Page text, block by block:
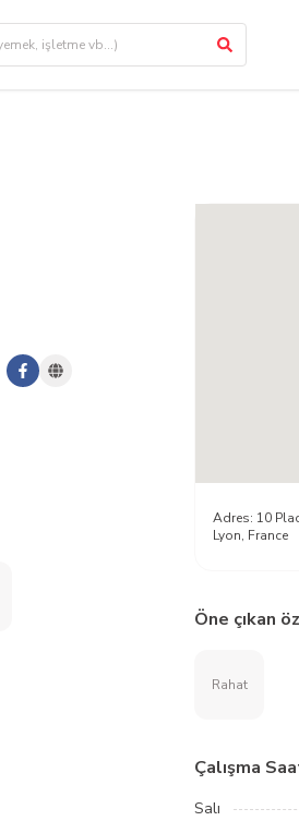
Adres: 10
Lyon, France
Öne çıkan
Rahat
Çalışma
Salı